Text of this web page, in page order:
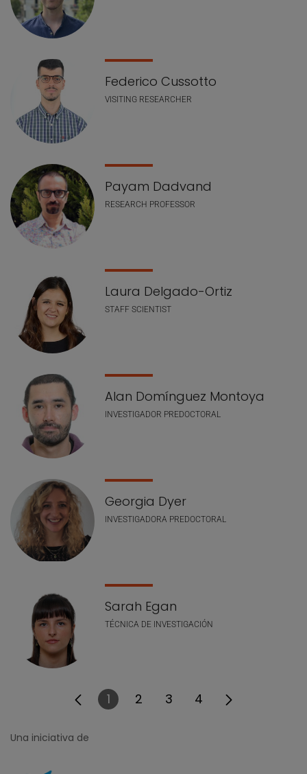
Federico Cussotto
VISITING RESEARCHER
Payam Dadvand
RESEARCH PROFESSOR
Laura Delgado-Ortiz
STAFF SCIENTIST
Alan Domínguez Montoya
INVESTIGADOR PREDOCTORAL
Georgia Dyer
INVESTIGADORA PREDOCTORAL
Sarah Egan
TÉCNICA DE INVESTIGACIÓN
Página
1
Página
2
Página
3
Página
4
Una iniciativa de